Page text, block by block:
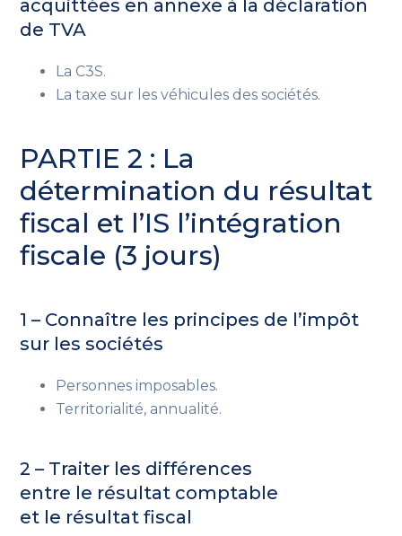
acquittées en annexe à la déclaration
de TVA
La C3S.
La taxe sur les véhicules des sociétés.
PARTIE 2 : La
détermination du résultat
fiscal et l’IS l’intégration
fiscale (3 jours)
1 – Connaître les principes de l’impôt
sur les sociétés
Personnes imposables.
Territorialité, annualité.
2 – Traiter les différences
entre le résultat comptable
et le résultat fiscal